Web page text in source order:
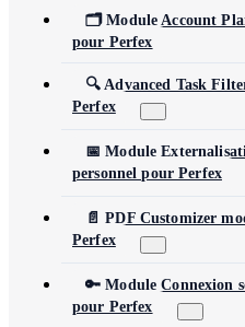
🖼️
💰
🔄Perfex
🗂️ Module Account
pour Perfex
🔍 Advanced Task
Perfex
📅 Module
personnel pour Perfex
📄 PDF Customizer
Perfex
🔑 Module Connexion
pour Perfex